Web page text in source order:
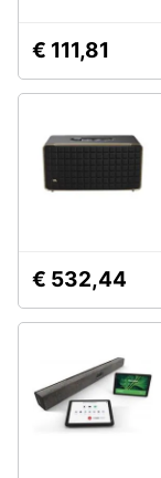
Salute
igiene
Beauty
Prima
Fotografia
Gps
e
musica
auto
GPS
auto
Autoradio
€ 111,81
€ 532,44